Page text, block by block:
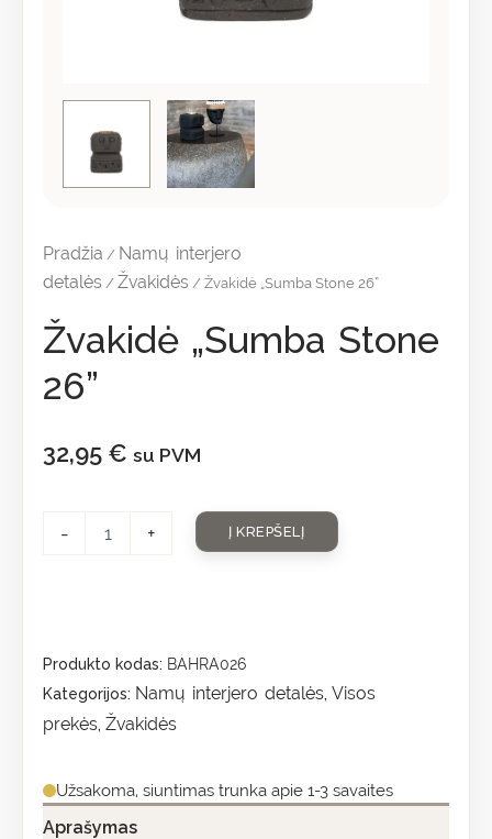
Pradžia / Namų interjero
detalės /Žvakidės / Žvakidė „Sumba Stone 26”
Žvakidė „Sumba Stone
26”
32,95 € su PVM
- + Į KREPŠELĮ
Produkto kodas: BAHRA026
Kategorijos: Namų interjero detalės, Visos
prekės, Žvakidės
Užsakoma, siuntimas trunka apie 1-3 savaites
Aprašymas